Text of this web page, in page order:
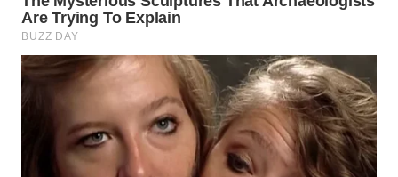
WN
KARO
WN
WN
LABUHANBATU